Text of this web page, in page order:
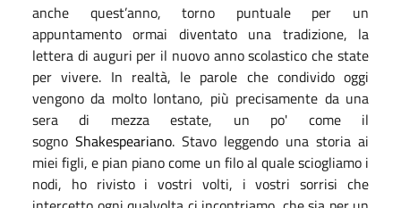
anche quest’anno, torno puntuale per un
appuntamento ormai diventato una tradizione, la
lettera di auguri per il nuovo anno scolastico che state
per vivere. In realtà, le parole che condivido oggi
vengono da molto lontano, più precisamente da una
sera di mezza estate, un po' come il
sogno Shakespeariano. Stavo leggendo una storia ai
miei figli, e pian piano come un filo al quale sciogliamo i
nodi, ho rivisto i vostri volti, i vostri sorrisi che